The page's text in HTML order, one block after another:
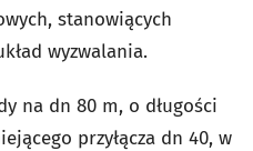
stanowiących
wyzwalania.
na dn 80 m, o długości
przyłącza dn 40, w